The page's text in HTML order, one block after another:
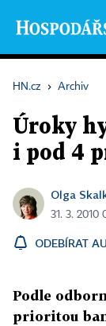
HN.cz › Archiv
Úroky
i pod 4
Olga
31. 3. 2010
ODEBÍRAT
Podle
prioritou